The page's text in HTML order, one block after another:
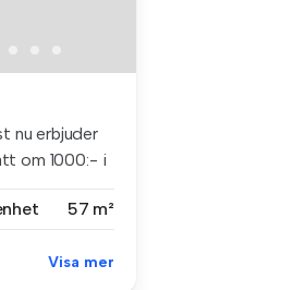
nu erbjuder
om 1000:- i
57 m²
Visa mer